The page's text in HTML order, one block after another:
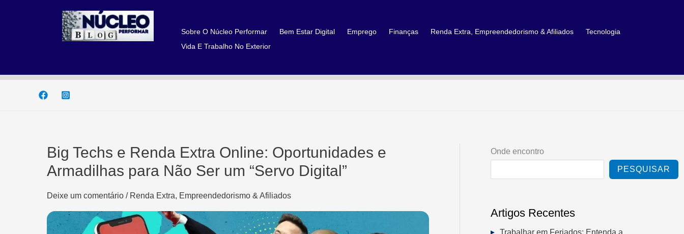
Sobre O Núcleo Performar Bem Estar Digital Emprego Finanças Renda Extra, Empreendedorismo & Afiliados
Tecnologia
Vida E Trabalho No Exterior
Big Techs e Renda Extra Online: Oportunidades e
Armadilhas para Não Ser um “Servo Digital”
Deixe um comentário / Renda Extra, Empreendedorismo & Afiliados
Onde encontro
PESQUISAR
Artigos Recentes